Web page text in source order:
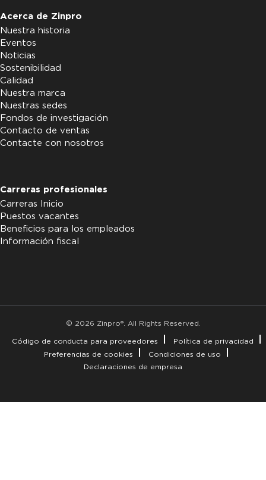
Acerca de Zinpro
Nuestra historia
Eventos
Noticias
Sostenibilidad
Calidad
Nuestra marca
Nuestras sedes
Fondos de investigación
Contacto de ventas
Contacte con nosotros
Carreras profesionales
Carreras Inicio
Puestos vacantes
Beneficios para los empleados
Información fiscal
© 2026 Zinpro®. All Rights Reserved.
Código de conducta para proveedores
Política de privacidad
Preferencias de cookies
Condiciones de uso
Declaraciones de empresa